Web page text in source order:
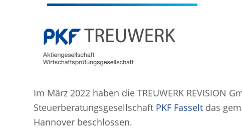
Im März 2022 haben die TREUWERK
Steuerberatungsgesellschaft PKF Fasselt das
Hannover beschlossen.